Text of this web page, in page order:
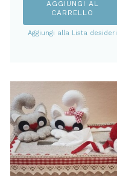
AGGIUNGI AL
CARRELLO
Aggiungi alla Lista desideri